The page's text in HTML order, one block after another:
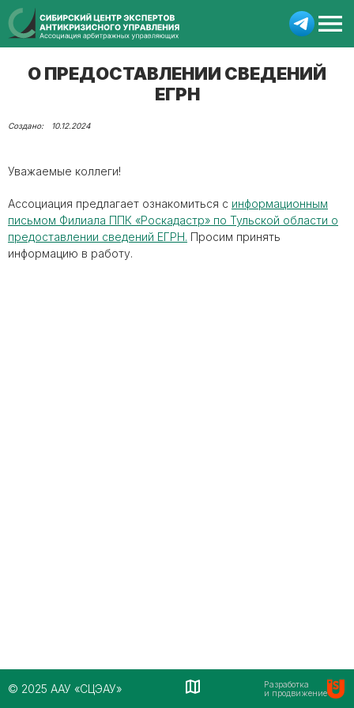
О ПРЕДОСТАВЛЕНИИ СВЕДЕНИЙ
ЕГРН
10.12.2024
Уважаемые коллеги!
Ассоциация предлагает ознакомиться с информационным
письмом Филиала ППК «Роскадастр» по Тульской области о
предоставлении сведений ЕГРН. Просим принять
информацию в работу.
© 2025 ААУ «СЦЭАУ»
Разработка
и продвижение